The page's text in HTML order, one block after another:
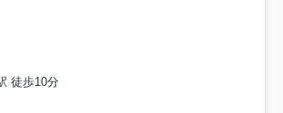
徒歩10分